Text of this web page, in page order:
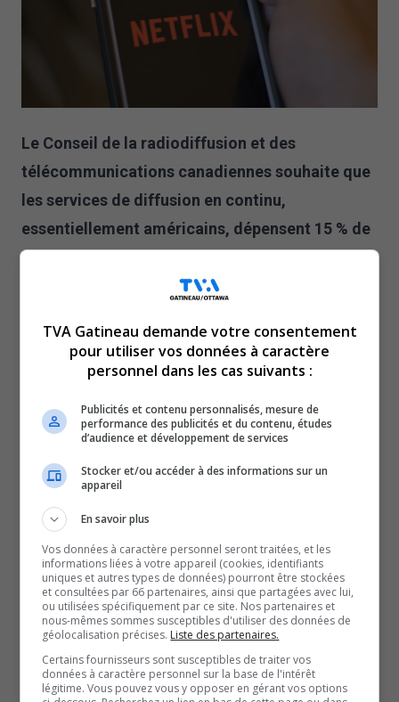
Le Conseil de la radiodiffusion et des
télécommunications canadiennes souhaite que
les services de diffusion en continu,
essentiellement américains, dépensent 15 % de
leurs revenus en contenu local.
En revanche, les diffuseurs traditionnels passeraient de
canadien, diminuant ainsi leurs obligations.
Selon la porte-parole du CRTC, Alexa Gendron-O’Donnell,
le nouveau cadre des contributions se veut « équitable et
souple dans la manière dont les diffuseurs et les
services de diffusion en ligne peuvent investir dans la
Cela étant dit, les services comme Netflix, Disney Plus,
Apple TV et Prime contestent actuellement devant la
Cour fédérale la décision du CRTC de leur imposer une
contribution minimale de 5 %.
Depuis de nombreuses années, le gouvernement des
États-Unis, qu’il soit sous administration démocrate ou
républicaine, exprime son mécontentement face aux
efforts du Canada pour imposer des réglementations
aux géants du numérique.
TVA Gatineau demande votre consentement
pour utiliser vos données à caractère
personnel dans les cas suivants :
Publicités et contenu personnalisés, mesure de
performance des publicités et du contenu, études
d’audience et développement de services
Stocker et/ou accéder à des informations sur un
appareil
En savoir plus
Vos données à caractère personnel seront traitées, et les
informations liées à votre appareil (cookies, identifiants
uniques et autres types de données) pourront être stockées
et consultées par 66 partenaires, ainsi que partagées avec lui,
ou utilisées spécifiquement par ce site. Nos partenaires et
nous-mêmes sommes susceptibles d'utiliser des données de
géolocalisation précises. Liste des partenaires.
Certains fournisseurs sont susceptibles de traiter vos
données à caractère personnel sur la base de l'intérêt
légitime. Vous pouvez vous y opposer en gérant vos options